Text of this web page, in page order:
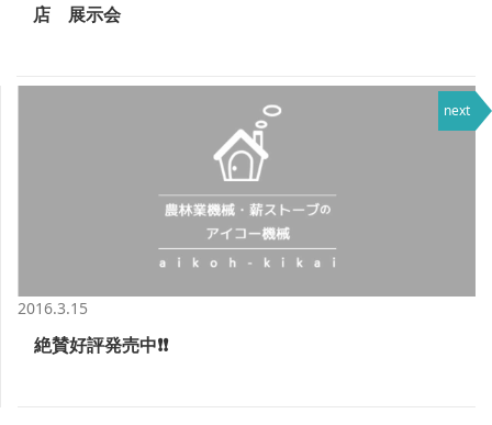
店 展示会
next
2016.3.15
絶賛好評発売中❗❗